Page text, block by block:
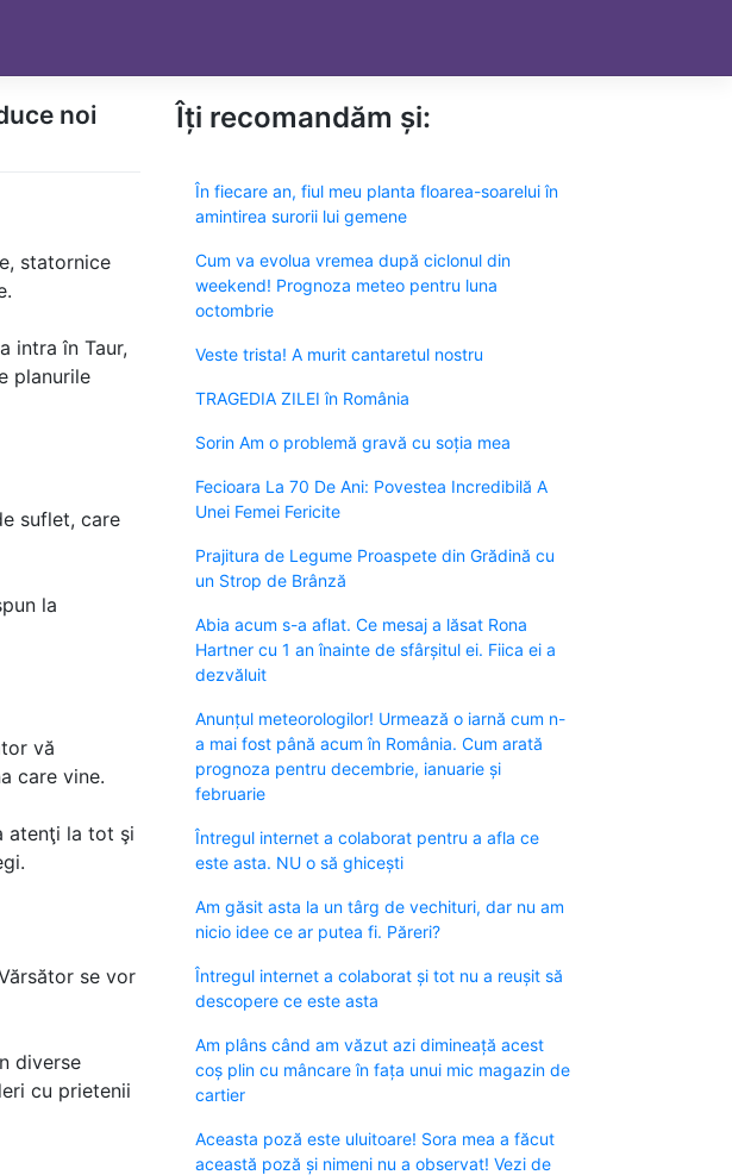
noi
statornice
intra în Taur,
planurile
suflet, care
la
vă
care vine.
atenţi la tot şi
se vor
diverse
cu prietenii
Îți recomandăm și:
În fiecare an, fiul meu planta floarea-soarelui în
amintirea surorii lui gemene
Cum va evolua vremea după ciclonul din
weekend! Prognoza meteo pentru luna
octombrie
Veste trista! A murit cantaretul nostru
TRAGEDIA ZILEI în România
Sorin Am o problemă gravă cu soția mea
Fecioara La 70 De Ani: Povestea Incredibilă A
Unei Femei Fericite
Prajitura de Legume Proaspete din Grădină cu
un Strop de Brânză
Abia acum s-a aflat. Ce mesaj a lăsat Rona
Hartner cu 1 an înainte de sfârșitul ei. Fiica ei a
dezvăluit
Anunțul meteorologilor! Urmează o iarnă cum n-
a mai fost până acum în România. Cum arată
prognoza pentru decembrie, ianuarie și
februarie
Întregul internet a colaborat pentru a afla ce
este asta. NU o să ghicești
Am găsit asta la un târg de vechituri, dar nu am
nicio idee ce ar putea fi. Păreri?
Întregul internet a colaborat și tot nu a reușit să
descopere ce este asta
Am plâns când am văzut azi dimineață acest
coș plin cu mâncare în fața unui mic magazin de
cartier
Aceasta poză este uluitoare! Sora mea a făcut
această poză și nimeni nu a observat! Vezi de